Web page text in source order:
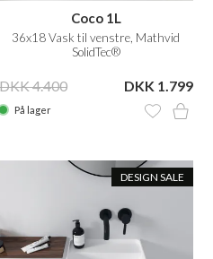
Coco 1L
36x18 Vask til venstre, Mathvid
SolidTec®
DKK 4.400 DKK 1.799
På lager
DESIGN SALE